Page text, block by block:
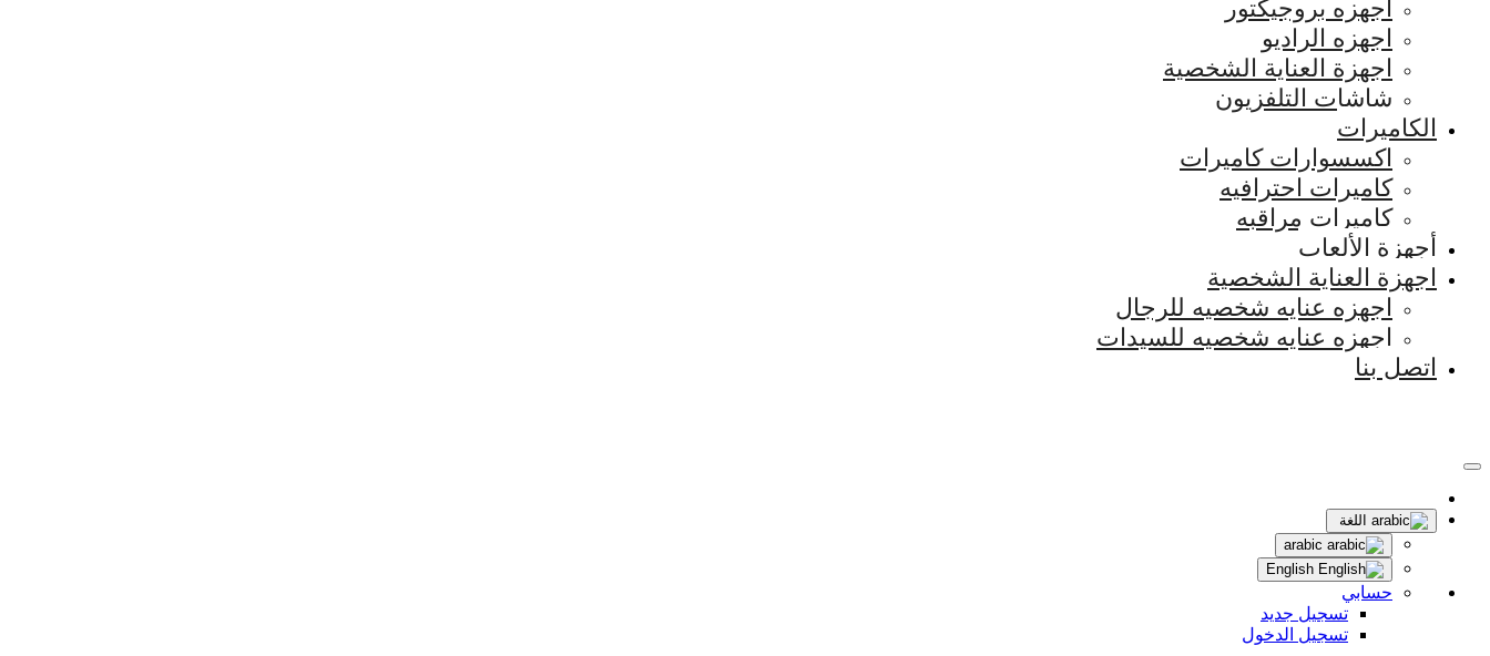
اجهزه بروجيكتور
اجهزه الراديو
اجهزة العناية الشخصية
شاشات التلفزيون
الكاميرات
اكسسوارات كاميرات
كاميرات احترافيه
كاميرات مراقبه
أجهزة الألعاب
اجهزة العناية الشخصية
اجهزه عنايه شخصيه للرجال
اجهزه عنايه شخصيه للسيدات
اتصل بنا
اللغة
حسابي
تسجيل جديد
تسجيل الدخول